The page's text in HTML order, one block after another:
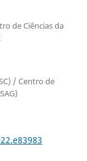
de Ciências da
/ Centro de